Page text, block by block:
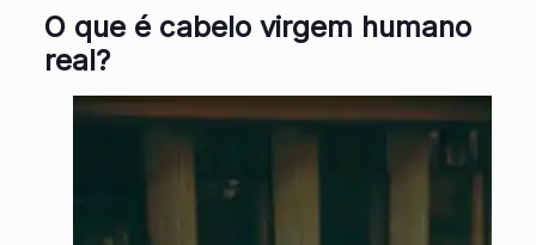
O que é cabelo virgem humano
real?